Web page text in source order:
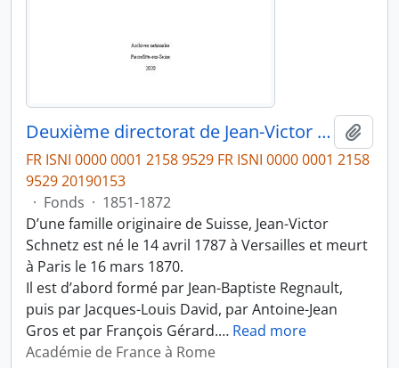
Deuxième directorat de Jean-Victor Schnetz (1853-1866)
FR ISNI 0000 0001 2158 9529 FR ISNI 0000 0001 2158
9529 20190153
· Fonds · 1851-1872
D’une famille originaire de Suisse, Jean-Victor
Schnetz est né le 14 avril 1787 à Versailles et meurt
à Paris le 16 mars 1870.
Il est d’abord formé par Jean-Baptiste Regnault,
puis par Jacques-Louis David, par Antoine-Jean
Gros et par François Gérard.… Read more
Académie de France à Rome